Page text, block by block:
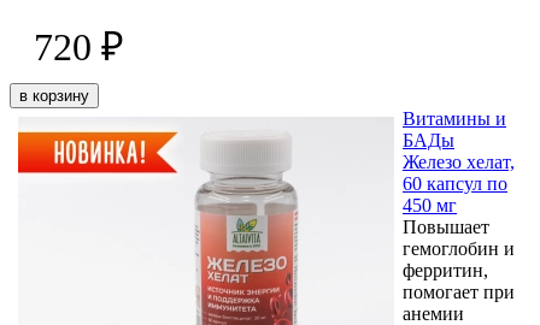
720 ₽
в корзину
Витамины и
БАДы
Железо хелат,
60 капсул по
450 мг
Повышает
гемоглобин и
ферритин,
помогает при
анемии